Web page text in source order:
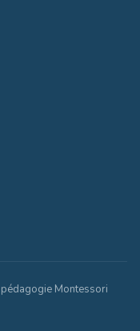
Montessori